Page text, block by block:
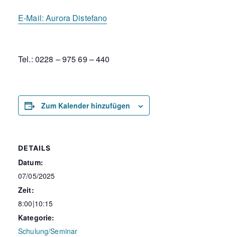
E-Mail:Aurora Distefano
Tel.: 0228 – 975 69 – 440
Zum Kalender hinzufügen
DETAILS
Datum:
07/05/2025
Zeit:
8:00|10:15
Kategorie:
Schulung/Seminar